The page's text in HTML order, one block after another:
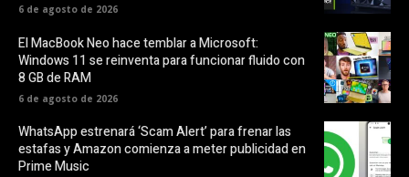
6 de agosto de 2026
El MacBook Neo hace temblar a Microsoft:
Windows 11 se reinventa para funcionar fluido con
8 GB de RAM
6 de agosto de 2026
WhatsApp estrenará ‘Scam Alert’ para frenar las
estafas y Amazon comienza a meter publicidad en
Prime Music